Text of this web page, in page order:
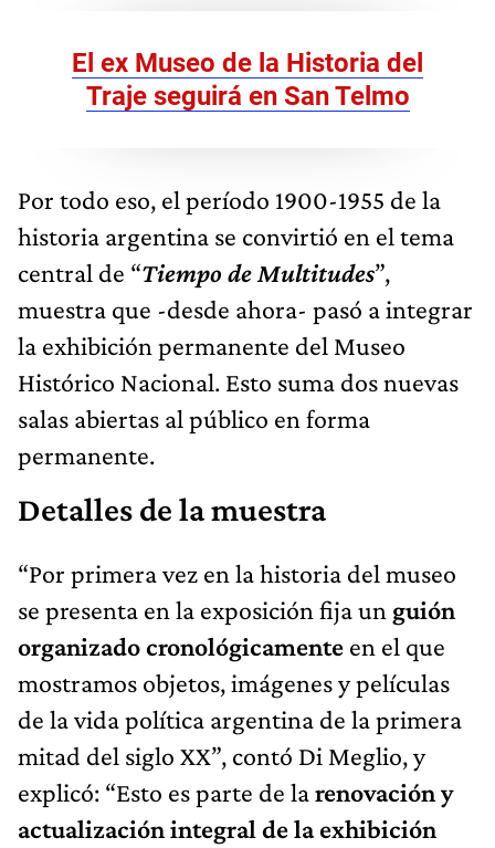
El ex Museo de la Historia del
Traje seguirá en San Telmo
Por todo eso, el período 1900-1955 de la
historia argentina se convirtió en el tema
central de “Tiempo de Multitudes”,
muestra que -desde ahora- pasó a integrar
la exhibición permanente del Museo
Histórico Nacional. Esto suma dos nuevas
salas abiertas al público en forma
permanente.
Detalles de la muestra
“Por primera vez en la historia del museo
se presenta en la exposición fija un guión
organizado cronológicamente en el que
mostramos objetos, imágenes y películas
de la vida política argentina de la primera
mitad del siglo XX”, contó Di Meglio, y
explicó: “Esto es parte de larenovación y
actualización integral de la exhibición